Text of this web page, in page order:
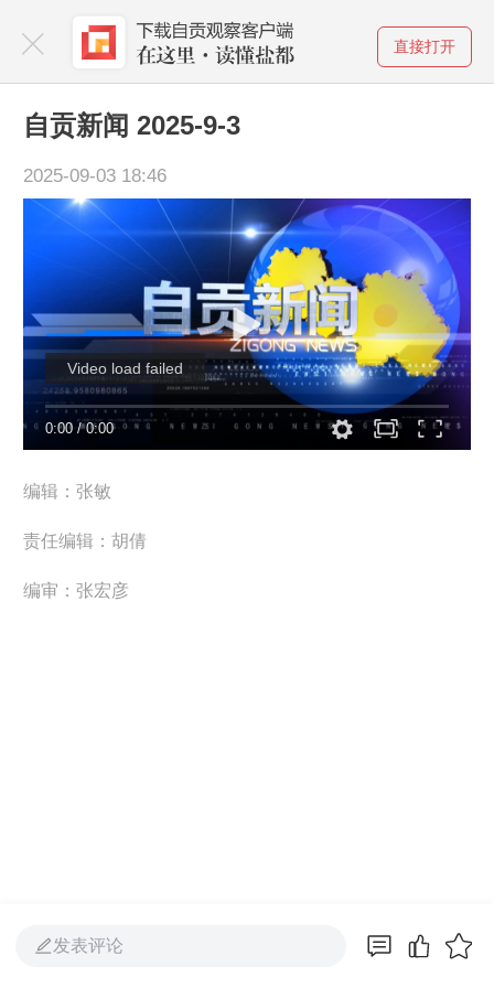
直接打开
自贡新闻 2025-9-3
2025-09-03 18:46
0:00/0:00
Video load failed
编辑：张敏
责任编辑：胡倩
编审：张宏彦
发表评论